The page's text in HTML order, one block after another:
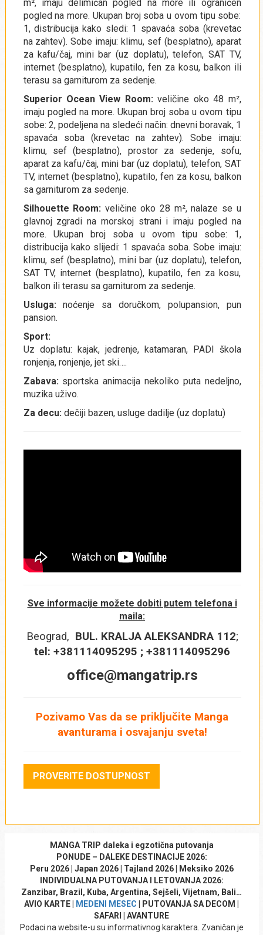
m², imaju delimičan pogled na more ili ograničen
pogled na more. Ukupan broj soba u ovom tipu sobe:
1, distribucija kako sledi: 1 spavaća soba (krevetac
na zahtev). Sobe imaju: klimu, sef (besplatno), aparat
za kafu/čaj, mini bar (uz doplatu), telefon, SAT TV,
internet (besplatno), kupatilo, fen za kosu, balkon ili
terasu sa garniturom za sedenje.
Superior Ocean View Room:veličine oko 48 m²,
imaju pogled na more. Ukupan broj soba u ovom tipu
sobe: 2, podeljena na sledeći način: dnevni boravak, 1
spavaća soba (krevetac na zahtev). Sobe imaju:
klimu, sef (besplatno), prostor za sedenje, sofu,
aparat za kafu/čaj, mini bar (uz doplatu), telefon, SAT
TV, internet (besplatno), kupatilo, fen za kosu, balkon
sa garniturom za sedenje.
Silhouette Room: veličine oko 28 m², nalaze se u
glavnoj zgradi na morskoj strani i imaju pogled na
more. Ukupan broj soba u ovom tipu sobe: 1,
distribucija kako slijedi: 1 spavaća soba. Sobe imaju:
klimu, sef (besplatno), mini bar (uz doplatu), telefon,
SAT TV, internet (besplatno), kupatilo, fen za kosu,
balkon ili terasu sa garniturom za sedenje.
Usluga:noćenje sa doručkom, polupansion, pun
pansion.
Sport:
Uz doplatu: kajak, jedrenje, katamaran, PADI škola
ronjenja, ronjenje, jet ski….
Zabava:sportska animacija nekoliko puta nedeljno,
muzika uživo.
Za decu:dečiji bazen, usluge dadilje (uz doplatu)
Sve informacije možete dobiti putem telefona i
maila:
Beograd, BUL. KRALJA ALEKSANDRA 112;
tel: +381114095295 ; +381114095296
office@mangatrip.rs
Pozivamo Vas da se priključite Manga
avanturama i osvajanju sveta!
PROVERITE DOSTUPNOST
MANGA TRIP daleka i egzotična putovanja
PONUDE – DALEKE DESTINACIJE 2026:
Peru 2026 | Japan 2026 | Tajland 2026 | Meksiko 2026
INDIVIDUALNA PUTOVANJA I LETOVANJA 2026:
Zanzibar, Brazil, Kuba, Argentina, Sejšeli, Vijetnam, Bali…
AVIO KARTE |
MEDENI MESEC | PUTOVANJA SA DECOM |
SAFARI | AVANTURE
Podaci na website-u su informativnog karaktera. Zvaničan je